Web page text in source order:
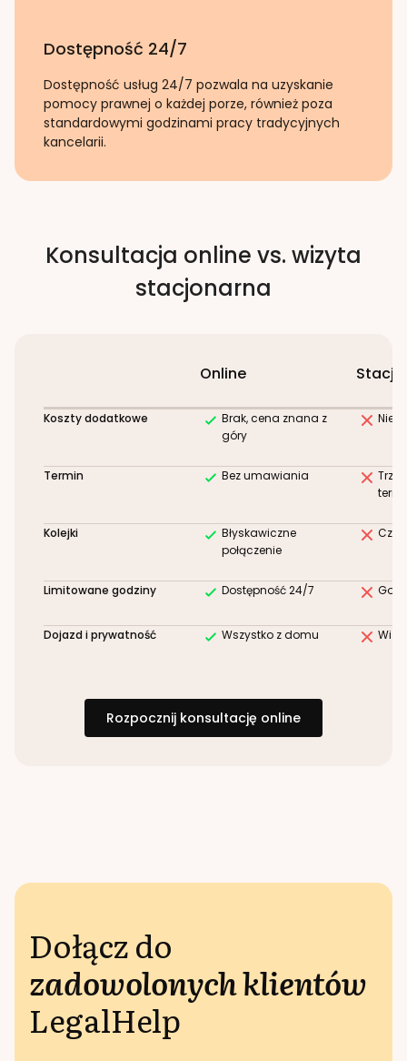
Dostępność 24/7
Dostępność usług 24/7 pozwala na uzyskanie
pomocy prawnej o każdej porze, również poza
standardowymi godzinami pracy tradycyjnych
kancelarii.
Konsultacja online vs. wizyta
stacjonarna
Online
Koszty dodatkowe
Brak, cena znana z
góry
Termin Bez umawiania
Kolejki
Błyskawiczne
połączenie
Limitowane godziny Dostępność 24/7
Dojazd i prywatność Wszystko z domu
Rozpocznij konsultację online
Dołącz do
zadowolonych klientów
LegalHelp